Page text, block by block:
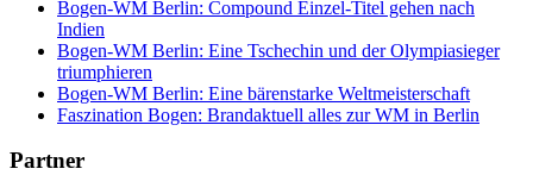
Bogen-WM Berlin: Compound Einzel-Titel gehen nach
Indien
Bogen-WM Berlin: Eine Tschechin und der Olympiasieger
triumphieren
Bogen-WM Berlin: Eine bärenstarke Weltmeisterschaft
Faszination Bogen: Brandaktuell alles zur WM in Berlin
Partner